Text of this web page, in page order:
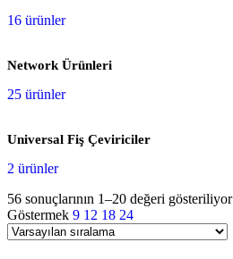
16 ürünler
Network Ürünleri
25 ürünler
Universal Fiş Çeviriciler
2 ürünler
56 sonuçlarının 1–20 değeri gösteriliyor
Göstermek 9 12 18 24